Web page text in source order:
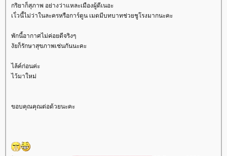
กริยาก็สุภาพ อย่างว่าแหละเมืองผู้ดีเนอะ
เโ่วนี้ไม่ว่าในละครหรือการ์ตูน เมดมีบทบาทช่วยชูโรงมากนะคะ
พักนี้อากาศไม่ค่อยดีจริงๆ
งัยก็รักษาสุขภาพเช่นกันนะคะ
ไล้ค์ก่อนค่ะ
ไว้มาใหม่
ขอบคุณคุณต่อด้วยนะคะ